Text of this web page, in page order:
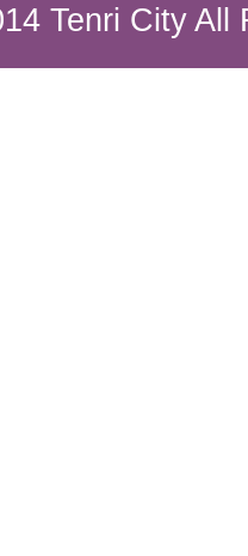
Tenri City All